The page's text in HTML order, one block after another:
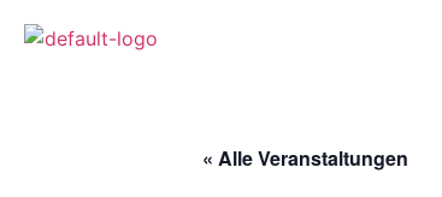
« Alle Veranstaltungen